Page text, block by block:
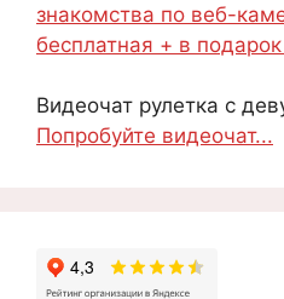
Видеочат рулетка с
Попробуйте видеочат...